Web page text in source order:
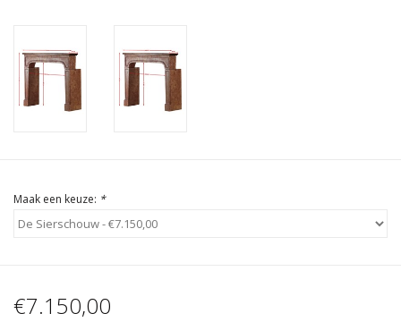
Maak een keuze: *
€7.150,00